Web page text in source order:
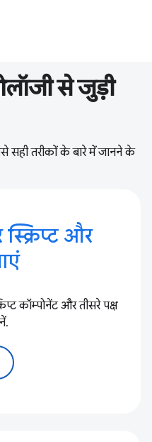
से जुड़ी
सही तरीकों के बारे में जानने के
और
कॉम्पोनेंट और तीसरे पक्ष